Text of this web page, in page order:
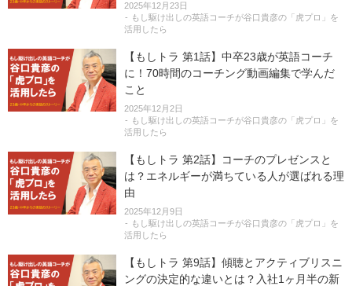
2025年12月23日
もし駆け出しの英語コーチが谷口貴彦の「虎プロ」を
活用したら
【もしトラ 第1話】中卒23歳が英語コーチ
に！70時間のコーチング動画編集で学んだ
こと
2025年12月2日
もし駆け出しの英語コーチが谷口貴彦の「虎プロ」を
活用したら
【もしトラ 第2話】コーチのプレゼンスと
は？エネルギーが満ちている人が選ばれる理
由
2025年12月9日
もし駆け出しの英語コーチが谷口貴彦の「虎プロ」を
活用したら
【もしトラ 第9話】傾聴とアクティブリスニ
ングの決定的な違いとは？入社1ヶ月半の新